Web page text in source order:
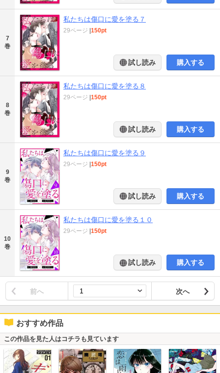
7
巻
私たちは傷口に愛を塗る７
29ページ |150pt
試し読み 購入する
8
巻
私たちは傷口に愛を塗る８
29ページ |150pt
試し読み 購入する
9
巻
私たちは傷口に愛を塗る９
29ページ |150pt
試し読み 購入する
10
巻
私たちは傷口に愛を塗る１０
29ページ |150pt
試し読み 購入する
前へ 次へ
おすすめ作品
この作品を見た人はコチラも見ています